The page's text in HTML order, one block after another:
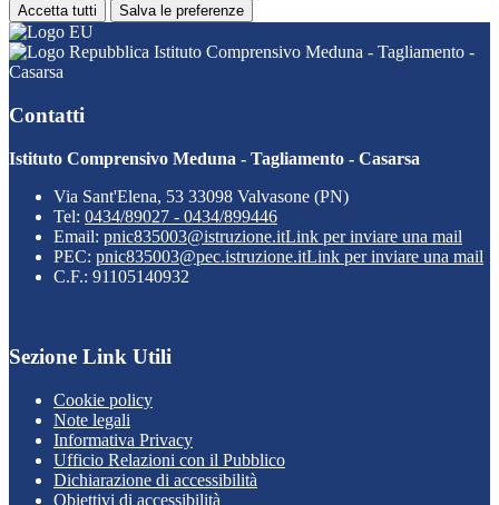
Accetta tutti Salva le preferenze
Istituto Comprensivo Meduna - Tagliamento -
Casarsa
Contatti
Istituto Comprensivo Meduna - Tagliamento - Casarsa
Via Sant'Elena, 53 33098 Valvasone (PN)
Tel: 0434/89027 - 0434/899446
Email: pnic835003@istruzione.itLink per inviare una mail
PEC: pnic835003@pec.istruzione.itLink per inviare una mail
C.F.: 91105140932
Sezione Link Utili
Cookie policy
Note legali
Informativa Privacy
Ufficio Relazioni con il Pubblico
Dichiarazione di accessibilità
Obiettivi di accessibilità